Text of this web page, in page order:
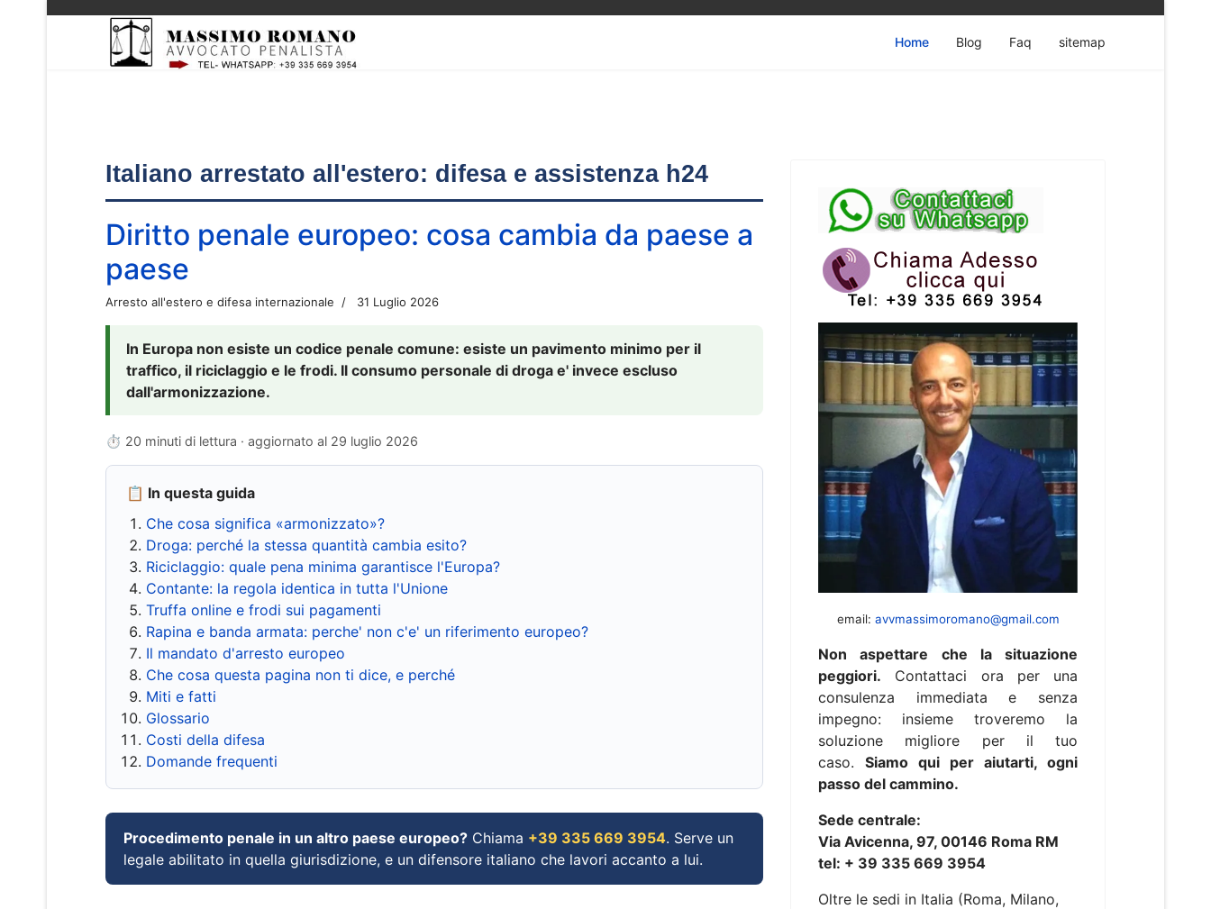
Home Blog Faq sitemap
Italiano arrestato all'estero: difesa e assistenza h24
Diritto penale europeo: cosa cambia da paese a
paese
Arresto all'estero e difesa internazionale 31 Luglio 2026
In Europa non esiste un codice penale comune: esiste un pavimento minimo per il
traffico, il riciclaggio e le frodi. Il consumo personale di droga e' invece escluso
dall'armonizzazione.
⏱ 20 minuti di lettura · aggiornato al 29 luglio 2026
📋 In questa guida
Che cosa significa «armonizzato»?
Droga: perché la stessa quantità cambia esito?
Riciclaggio: quale pena minima garantisce l'Europa?
Contante: la regola identica in tutta l'Unione
Truffa online e frodi sui pagamenti
Rapina e banda armata: perche' non c'e' un riferimento europeo?
Il mandato d'arresto europeo
Che cosa questa pagina non ti dice, e perché
Miti e fatti
Glossario
Costi della difesa
Domande frequenti
Procedimento penale in un altro paese europeo? Chiama +39 335 669 3954. Serve un
legale abilitato in quella giurisdizione, e un difensore italiano che lavori accanto a lui.
email: avvmassimoromano@gmail.com
Non aspettare che la situazione
peggiori. Contattaci ora per una
consulenza immediata e senza
impegno: insieme troveremo la
soluzione migliore per il tuo
caso. Siamo qui per aiutarti, ogni
passo del cammino.
Sede centrale:
Via Avicenna, 97, 00146 Roma RM
tel: + 39 335 669 3954
Oltre le sedi in Italia (Roma, Milano,